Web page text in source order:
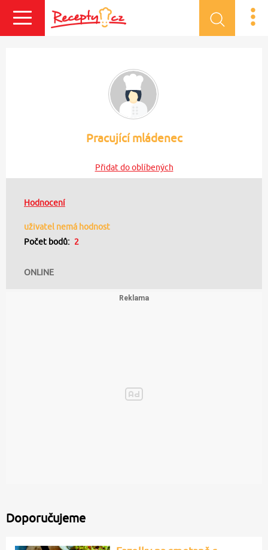
Přihlásit se
Pracující mládenec
Přidat do oblíbených
Hodnocení
uživatel nemá hodnost
Počet bodů: 2
ONLINE
Doporučujeme